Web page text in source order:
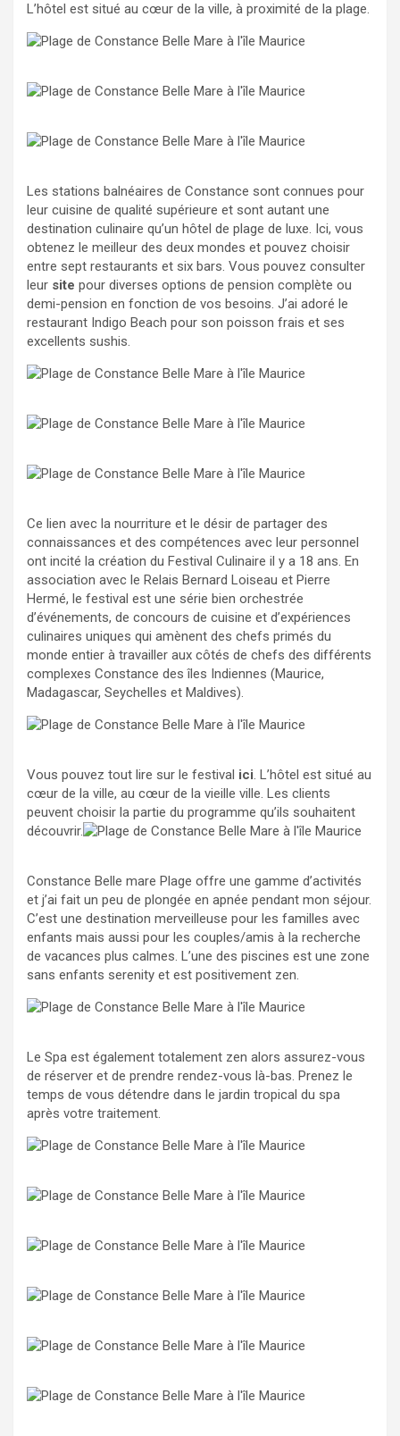
L’hôtel est situé au cœur de la ville, à proximité de la plage.
Les stations balnéaires de Constance sont connues pour
leur cuisine de qualité supérieure et sont autant une
destination culinaire qu’un hôtel de plage de luxe. Ici, vous
obtenez le meilleur des deux mondes et pouvez choisir
entre sept restaurants et six bars. Vous pouvez consulter
leur site pour diverses options de pension complète ou
demi-pension en fonction de vos besoins. J’ai adoré le
restaurant Indigo Beach pour son poisson frais et ses
excellents sushis.
Ce lien avec la nourriture et le désir de partager des
connaissances et des compétences avec leur personnel
ont incité la création du Festival Culinaire il y a 18 ans. En
association avec le Relais Bernard Loiseau et Pierre
Hermé, le festival est une série bien orchestrée
d’événements, de concours de cuisine et d’expériences
culinaires uniques qui amènent des chefs primés du
monde entier à travailler aux côtés de chefs des différents
complexes Constance des îles Indiennes (Maurice,
Madagascar, Seychelles et Maldives).
Vous pouvez tout lire sur le festival ici. L’hôtel est situé au
cœur de la ville, au cœur de la vieille ville. Les clients
peuvent choisir la partie du programme qu’ils souhaitent
découvrir.
Constance Belle mare Plage offre une gamme d’activités
et j’ai fait un peu de plongée en apnée pendant mon séjour.
C’est une destination merveilleuse pour les familles avec
enfants mais aussi pour les couples/amis à la recherche
de vacances plus calmes. L’une des piscines est une zone
sans enfants serenity et est positivement zen.
Le Spa est également totalement zen alors assurez-vous
de réserver et de prendre rendez-vous là-bas. Prenez le
temps de vous détendre dans le jardin tropical du spa
après votre traitement.